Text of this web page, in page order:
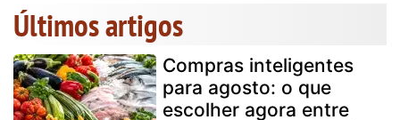
Últimos artigos
Compras inteligentes
para agosto: o que
escolher agora entre